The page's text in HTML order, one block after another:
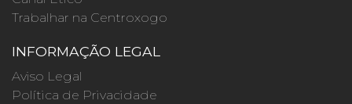
Trabalhar na Centroxogo
INFORMAÇÃO LEGAL
Aviso Legal
Política de Privacidade